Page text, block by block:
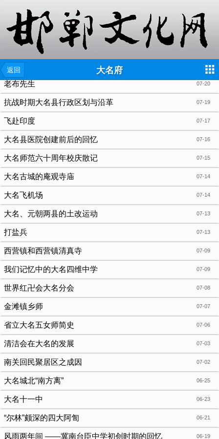
返回 大名府
07-20
老布先生
07-19
抗战时期大名县行政区划与沿革
07-17
飞赴印度
07-16
大名县医院创建前后的回忆
07-15
大名师范六十周年校庆散记
07-14
大名古城的庵观寺庙
07-14
大名飞机场
07-13
大名、元朝两县的土改运动
07-13
打盐兵
07-09
西营镇和西营镇清真寺
07-09
我们记忆中的大名四维中学
07-08
世界红卍会大名分会
07-07
金滩镇乡师
07-06
省立大名五女师简史
07-03
清洁会在大名的发展
07-02
南关回民聚居区之成因
06-25
大名城北“南方离”
06-23
大名十一中
06-21
“尔林”颇深的四大阿訇
06-19
风雨两年间 ——冀南台臣中学初创时期的回忆